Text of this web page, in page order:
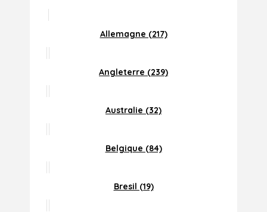
Allemagne (217)
Angleterre (239)
Australie (32)
Belgique (84)
Bresil (19)